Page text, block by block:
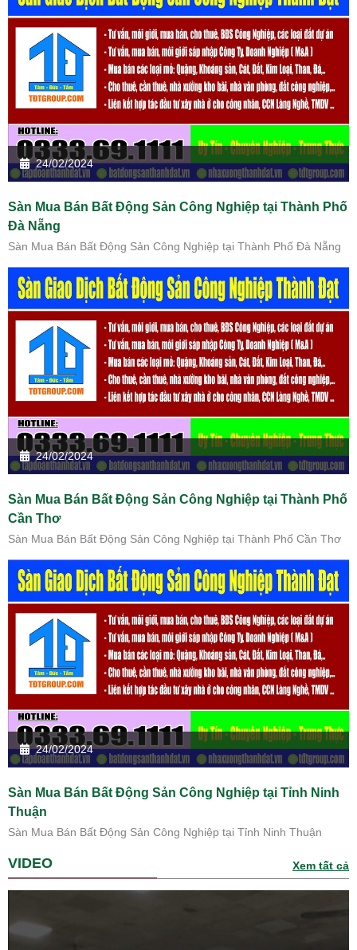
24/02/2024
Sàn Mua Bán Bất Động Sản Công Nghiệp tại Thành Phố
Đà Nẵng
Sàn Mua Bán Bất Động Sản Công Nghiệp tại Thành Phố Đà Nẵng
24/02/2024
Sàn Mua Bán Bất Động Sản Công Nghiệp tại Thành Phố
Cần Thơ
Sàn Mua Bán Bất Động Sản Công Nghiệp tại Thành Phố Cần Thơ
24/02/2024
Sàn Mua Bán Bất Động Sản Công Nghiệp tại Tỉnh Ninh
Thuận
Sàn Mua Bán Bất Động Sản Công Nghiệp tại Tỉnh Ninh Thuận
VIDEO Xem tất cả